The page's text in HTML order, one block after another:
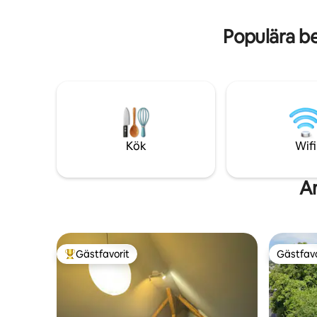
Populära
Kök Wifi
Populär gästfavorit
Gästfavorit